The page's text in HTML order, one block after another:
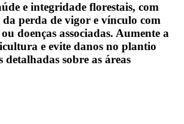
e integridade florestais, com
da perda de vigor e vínculo com
doenças associadas. Aumente a
e evite danos no plantio
detalhadas sobre as áreas